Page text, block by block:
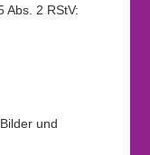
Abs. 2 RStV:
und